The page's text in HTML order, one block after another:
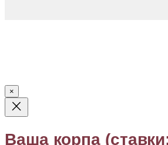
×
Ваша корпа